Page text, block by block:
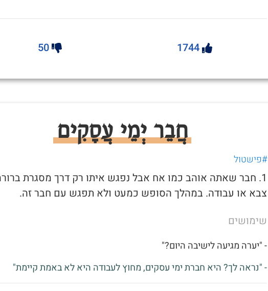
1744
50
חֲבֵר יְמֵי עֲסָקִים
#פישטול
1. חבר שאתה אוהב כמו אח אבל נפגש איתו רק דרך מסגרת
צבא או עבודה. במהלך הסופש כמעט ולא תפגש עם חבר זה.
שימושים
- "יערה מגיעה לישיבה היום?"
- "נראה לך? היא חברת ימי עסקים, מחוץ לעבודה היא לא באמת קיימת"